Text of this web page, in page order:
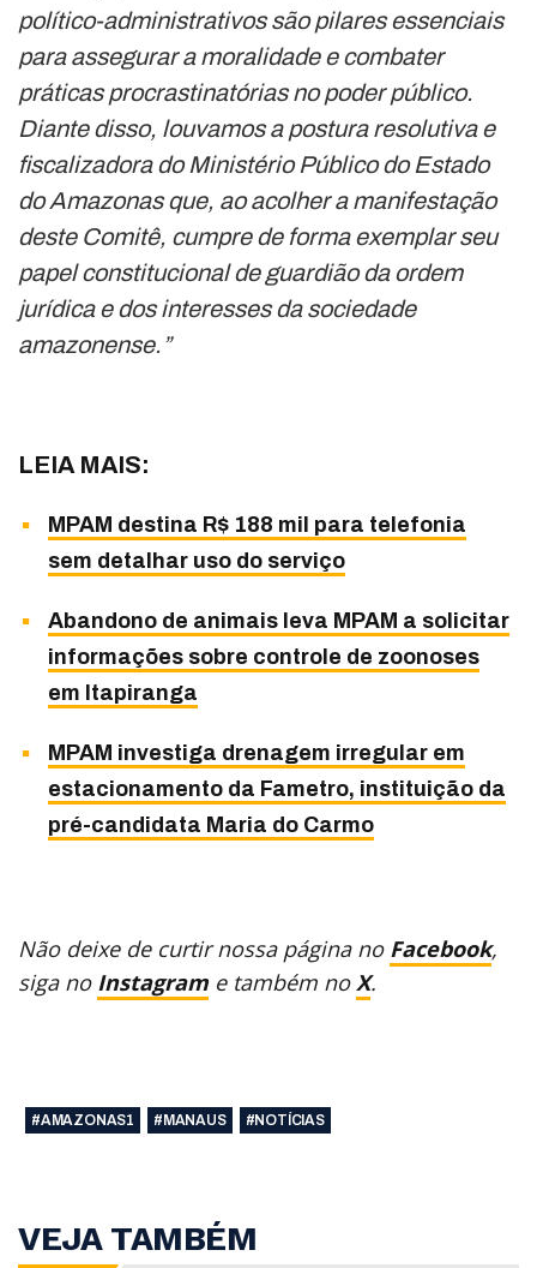
político-administrativos são pilares essenciais
para assegurar a moralidade e combater
práticas procrastinatórias no poder público.
Diante disso, louvamos a postura resolutiva e
fiscalizadora do Ministério Público do Estado
do Amazonas que, ao acolher a manifestação
deste Comitê, cumpre de forma exemplar seu
papel constitucional de guardião da ordem
jurídica e dos interesses da sociedade
amazonense.”
LEIA MAIS:
MPAM destina R$ 188 mil para telefonia
sem detalhar uso do serviço
Abandono de animais leva MPAM a solicitar
informações sobre controle de zoonoses
em Itapiranga
MPAM investiga drenagem irregular em
estacionamento da Fametro, instituição da
pré-candidata Maria do Carmo
Não deixe de curtir nossa página no Facebook,
siga no Instagram e também noX.
#AMAZONAS1 #MANAUS #NOTÍCIAS
VEJA TAMBÉM